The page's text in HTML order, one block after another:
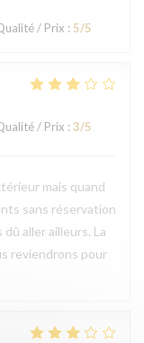
/ Prix : 5/5
/ Prix : 3/5
mais quand
sans réservation
aller ailleurs. La
reviendrons pour